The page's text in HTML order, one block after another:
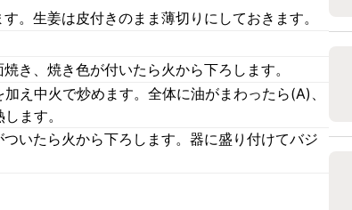
。生姜は皮付きのまま薄切りにしておきます。
き、焼き色が付いたら火から下ろします。
え中火で炒めます。全体に油がまわったら(A)、
ます。
いたら火から下ろします。器に盛り付けてバジ